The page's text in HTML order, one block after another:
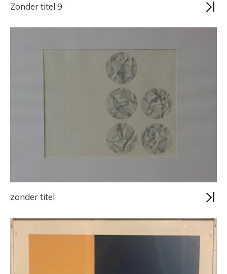
Zonder titel 9
zonder titel